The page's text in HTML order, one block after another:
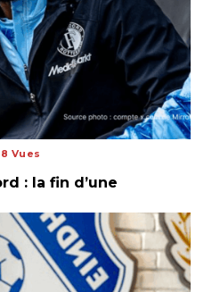
Vues
: la fin d’une